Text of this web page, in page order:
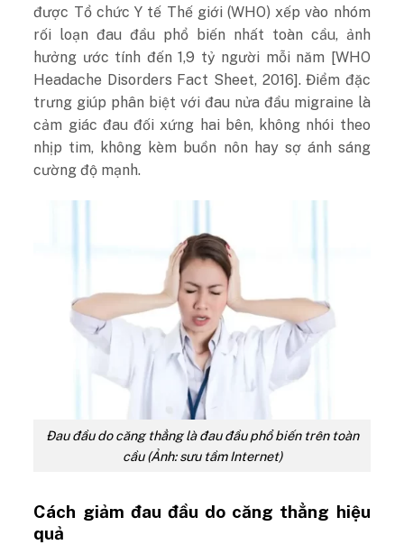
được Tổ chức Y tế Thế giới (WHO) xếp vào nhóm
rối loạn đau đầu phổ biến nhất toàn cầu, ảnh
hưởng ước tính đến 1,9 tỷ người mỗi năm [WHO
Headache Disorders Fact Sheet, 2016]. Điểm đặc
trưng giúp phân biệt với đau nửa đầu migraine là
cảm giác đau đối xứng hai bên, không nhói theo
nhịp tim, không kèm buồn nôn hay sợ ánh sáng
cường độ mạnh.
Đau đầu do căng thẳng là đau đầu phổ biến trên toàn
cầu (Ảnh: sưu tầm Internet)
Cách giảm đau đầu do căng thẳng hiệu
quả